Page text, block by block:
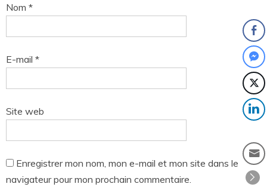
Nom *
E-mail *
Site web
Enregistrer mon nom, mon e-mail et mon site dans le
navigateur pour mon prochain commentaire.